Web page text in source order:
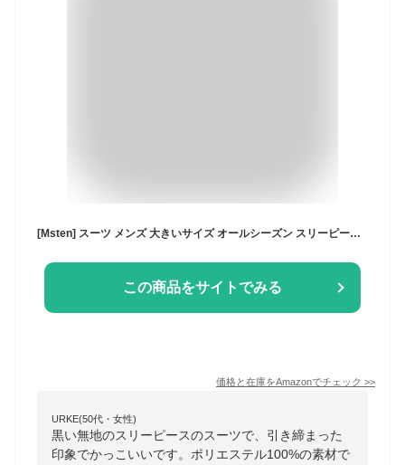
[Msten] スーツ メンズ 大きいサイズ オールシーズン スリーピース メンズスーツ 結婚式 ビジネス おしゃれ 無地 洗える 2釦 セットアップ メンズ スーツ
この商品をサイトでみる
価格と在庫をAmazonでチェック >>
URKE(50代・女性)
黒い無地のスリーピースのスーツで、引き締まった
印象でかっこいいです。ポリエステル100%の素材で